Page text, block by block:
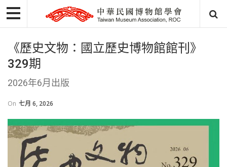
《歷史文物：國立歷史博物館館刊》
329期
2026年6月出版
On 七月 6, 2026